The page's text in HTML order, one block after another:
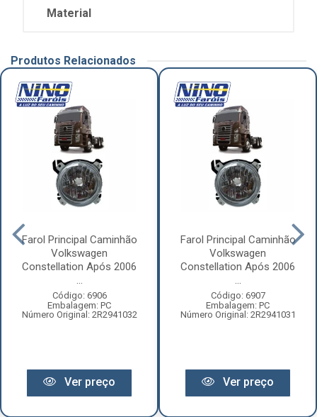
Material
Produtos Relacionados
Farol Principal Caminhão
Volkswagen
Constellation Após 2006
...
Código: 6906
Embalagem: PC
Número Original: 2R2941032
Ver preço
Farol Principal Caminhão
Volkswagen
Constellation Após 2006
...
Código: 6907
Embalagem: PC
Número Original: 2R2941031
Ver preço